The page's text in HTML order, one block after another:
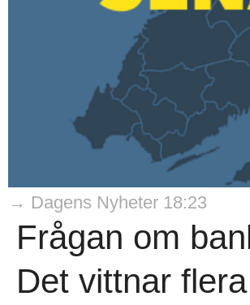
→ Dagens Nyheter 18:23
Frågan om
Det vittnar